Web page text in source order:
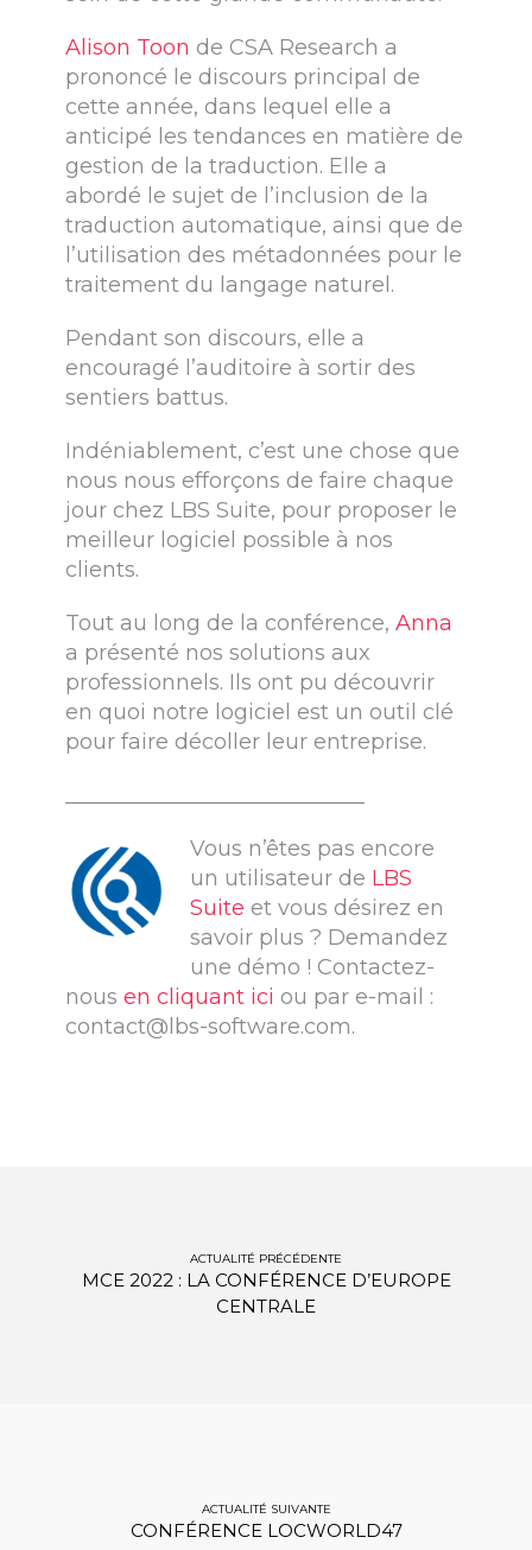
Alison Toon de CSA Research a
prononcé le discours principal de
cette année, dans lequel elle a
anticipé les tendances en matière de
gestion de la traduction. Elle a
abordé le sujet de l’inclusion de la
traduction automatique, ainsi que de
l’utilisation des métadonnées pour le
traitement du langage naturel.
Pendant son discours, elle a
encouragé l’auditoire à sortir des
sentiers battus.
Indéniablement, c’est une chose que
nous nous efforçons de faire chaque
jour chez LBS Suite, pour proposer le
meilleur logiciel possible à nos
clients.
Tout au long de la conférence, Anna
a présenté nos solutions aux
professionnels. Ils ont pu découvrir
en quoi notre logiciel est un outil clé
pour faire décoller leur entreprise.
Vous n’êtes pas encore
un utilisateur de LBS
Suite et vous désirez en
savoir plus ? Demandez
une démo ! Contactez-
nous en cliquant ici ou par e-mail :
contact@lbs-software.com.
MCE 2022 : LA CONFÉRENCE D’EUROPE
CENTRALE
CONFÉRENCE LOCWORLD47